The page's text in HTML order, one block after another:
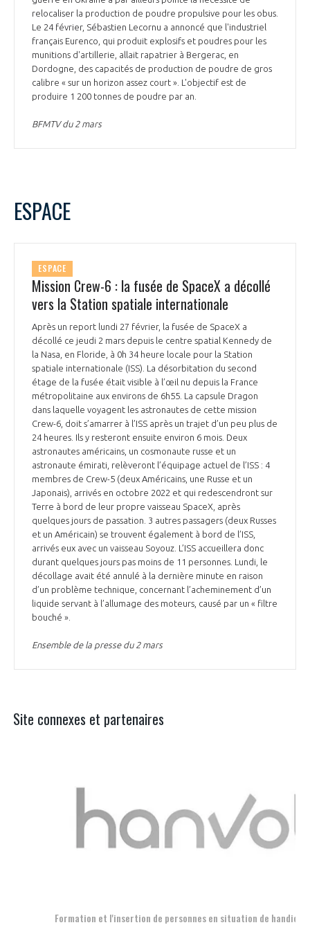
relocaliser la production de poudre propulsive pour les obus.
Le 24 février, Sébastien Lecornu a annoncé que l'industriel
français Eurenco, qui produit explosifs et poudres pour les
munitions d'artillerie, allait rapatrier à Bergerac, en
Dordogne, des capacités de production de poudre de gros
calibre « sur un horizon assez court ». L'objectif est de
produire 1 200 tonnes de poudre par an.
BFMTV du 2 mars
ESPACE
ESPACE
Mission Crew-6 : la fusée de SpaceX a décollé
vers la Station spatiale internationale
Après un report lundi 27 février, la fusée de SpaceX a
décollé ce jeudi 2 mars depuis le centre spatial Kennedy de
la Nasa, en Floride, à 0h 34 heure locale pour la Station
spatiale internationale (ISS). La désorbitation du second
étage de la fusée était visible à l’œil nu depuis la France
métropolitaine aux environs de 6h55. La capsule Dragon
dans laquelle voyagent les astronautes de cette mission
Crew-6, doit s’amarrer à l’ISS après un trajet d’un peu plus de
24 heures. Ils y resteront ensuite environ 6 mois. Deux
astronautes américains, un cosmonaute russe et un
astronaute émirati, relèveront l’équipage actuel de l’ISS : 4
membres de Crew-5 (deux Américains, une Russe et un
Japonais), arrivés en octobre 2022 et qui redescendront sur
Terre à bord de leur propre vaisseau SpaceX, après
quelques jours de passation. 3 autres passagers (deux Russes
et un Américain) se trouvent également à bord de l’ISS,
arrivés eux avec un vaisseau Soyouz. L’ISS accueillera donc
durant quelques jours pas moins de 11 personnes. Lundi, le
décollage avait été annulé à la dernière minute en raison
d’un problème technique, concernant l’acheminement d’un
liquide servant à l’allumage des moteurs, causé par un « filtre
bouché ».
Ensemble de la presse du 2 mars
Site connexes et partenaires
Formation et l'insertion de personnes en situation de handicap